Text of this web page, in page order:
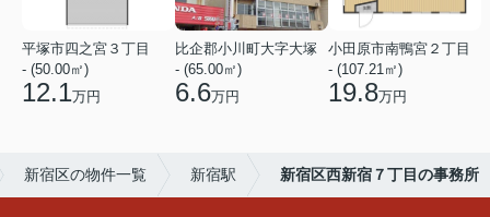
平塚市四之宮３丁目
- (50.00㎡)
12.1万円
比企郡小川町大字大塚
- (65.00㎡)
6.6万円
小田原市南鴨宮２丁目
- (107.21㎡)
19.8万円
新宿区の物件一覧 新宿駅 新宿区西新宿７丁目の事務所